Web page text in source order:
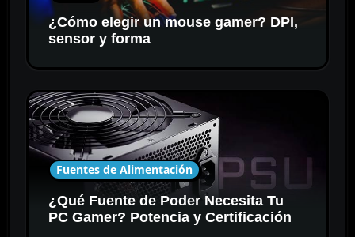
¿Cómo elegir un mouse gamer? DPI,
sensor y forma
Fuentes de Alimentación
¿Qué Fuente de Poder Necesita Tu
PC Gamer? Potencia y Certificación